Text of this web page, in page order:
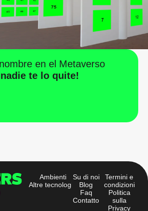
en el Metaverso
nadie te lo quite!
Ambienti
Altre tecnologie
Su di noi
Blog
Faq
Contatto
Termini e
condizioni
Politica
sulla
Privacy